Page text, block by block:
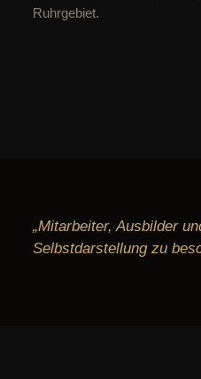
Ruhrgebiet.
„Mitarbeiter, Ausbilder
Selbstdarstellung zu